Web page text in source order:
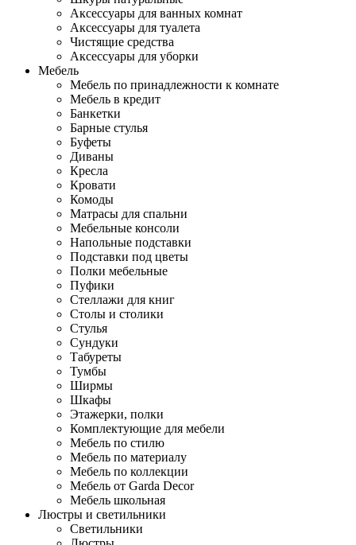
Аксессуары для ванных комнат
Аксессуары для туалета
Чистящие средства
Аксессуары для уборки
Мебель
Мебель по принадлежности к комнате
Мебель в кредит
Банкетки
Барные стулья
Буфеты
Диваны
Кресла
Кровати
Комоды
Матрасы для спальни
Мебельные консоли
Напольные подставки
Подставки под цветы
Полки мебельные
Пуфики
Стеллажи для книг
Столы и столики
Стулья
Сундуки
Табуреты
Тумбы
Ширмы
Шкафы
Этажерки, полки
Комплектующие для мебели
Мебель по стилю
Мебель по материалу
Мебель по коллекции
Мебель от Garda Decor
Мебель школьная
Люстры и светильники
Светильники